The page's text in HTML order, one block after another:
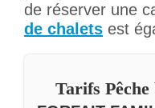
de réserver une
de chalets est
Tarifs